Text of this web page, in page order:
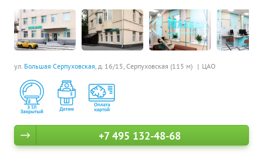
ул. Большая Серпуховская, д. 16/15, Серпуховская (115 м) ЦАО
+7 495 132-48-68